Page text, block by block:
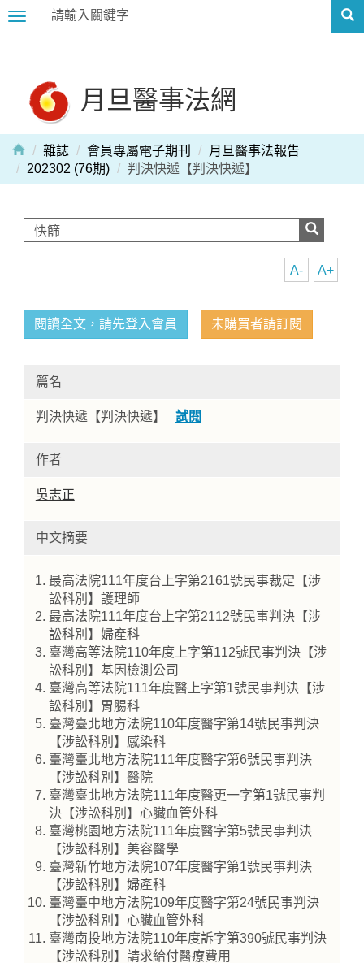
Toggle
月旦醫事法網
Home
雜誌 會員專屬電子期刊
月旦醫事法報告
202302 (76期)
判決快遞【判決快遞】
A+
A-
閱讀全文，請先登入會員 未購買者請訂閱
篇名
判決快遞【判決快遞】 試閱
作者
吳志正
中文摘要
最高法院111年度台上字第2161號民事裁定【涉
訟科別】護理師
最高法院111年度台上字第2112號民事判決【涉
訟科別】婦產科
臺灣高等法院110年度上字第112號民事判決【涉
訟科別】基因檢測公司
臺灣高等法院111年度醫上字第1號民事判決【涉
訟科別】胃腸科
臺灣臺北地方法院110年度醫字第14號民事判決
【涉訟科別】感染科
臺灣臺北地方法院111年度醫字第6號民事判決
【涉訟科別】醫院
臺灣臺北地方法院111年度醫更一字第1號民事判
決【涉訟科別】心臟血管外科
臺灣桃園地方法院111年度醫字第5號民事判決
【涉訟科別】美容醫學
臺灣新竹地方法院107年度醫字第1號民事判決
【涉訟科別】婦產科
臺灣臺中地方法院109年度醫字第24號民事判決
【涉訟科別】心臟血管外科
臺灣南投地方法院110年度訴字第390號民事判決
【涉訟科別】請求給付醫療費用